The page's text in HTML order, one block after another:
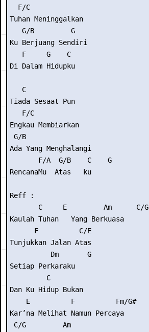
  F/C
Tuhan Meninggalkan
   G/B         G
Ku Berjuang Sendiri
   F     G    C
Di Dalam Hidupku
   C
Tiada Sesaat Pun
   F/C
Engkau Membiarkan
G/B
Ada Yang Menghalangi
       F/A  G/B    C    G
RencanaMu  Atas   ku
Reff :
       C     E         Am      C/G
Kaulah Tuhan   Yang Berkuasa
      F          C/E
Tunjukkan Jalan Atas
          Dm       G
Setiap Perkaraku
         C
Dan Ku Hidup Bukan
    E          F          Fm/G#
Kar’na Melihat Namun Percaya
C/G         Am